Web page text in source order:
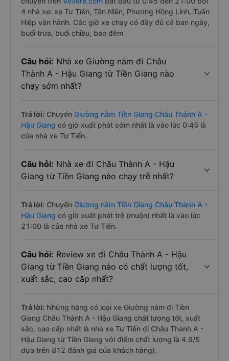
4 nhà xe: xe Tư Tiến, Tân Niên, Phương Hồng Linh, Tuấn
Hiệp vận hành. Các giờ xe chạy có đầy đủ cả ban ngày,
buổi trưa, buổi chiều, ban đêm
Câu hỏi: Nhà xe Giường nằm đi Châu
Thành A - Hậu Giang từ Tiền Giang nào
chạy sớm nhất?
Trả lời: Chuyến Giường nằm Tiền Giang Châu Thành A -
Hậu Giang có giờ xuất phát sớm nhất là vào lúc 0:45 là
của nhà xe Tư Tiến.
Câu hỏi: Nhà xe đi Châu Thành A - Hậu
Giang từ Tiền Giang nào chạy trễ nhất?
Trả lời: Chuyến Giường nằm Tiền Giang Châu Thành A -
Hậu Giang có giờ xuất phát trễ (muộn) nhất là vào lúc
21:00 là của nhà xe Tư Tiến.
Câu hỏi: Review xe đi Châu Thành A - Hậu
Giang từ Tiền Giang nào có chất lượng tốt,
xuất sắc, cao cấp nhất?
Trả lời: Những hãng có loại xe Giường nằm đi Tiền
Giang Châu Thành A - Hậu Giang chất lượng tốt, xuất
sắc, cao cấp nhất là nhà xe Tư Tiến đi Châu Thành A -
Hậu Giang từ Tiền Giang với điểm chất lượng là 4.9/5
dựa trên 812 đánh giá của khách hàng).